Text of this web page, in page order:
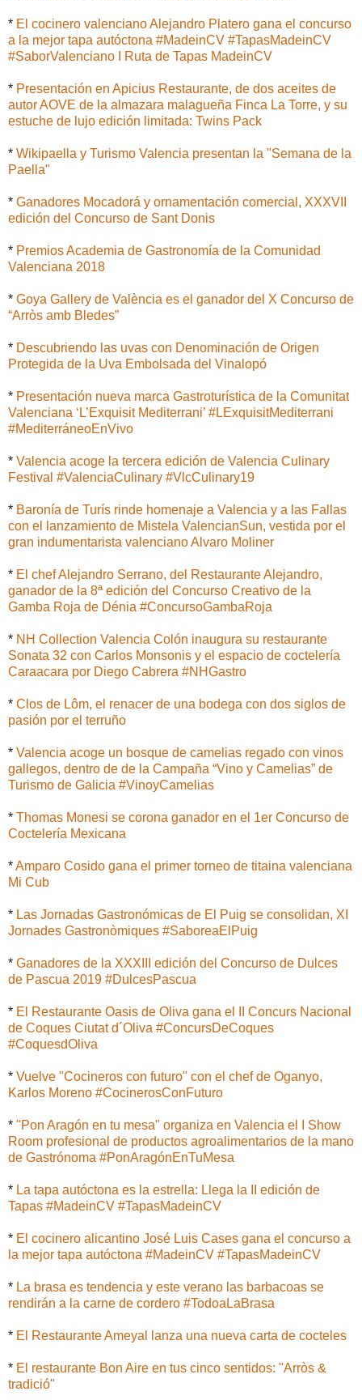
* El cocinero valenciano Alejandro Platero gana el concurso
a la mejor tapa autóctona #MadeinCV #TapasMadeinCV
#SaborValenciano I Ruta de Tapas MadeinCV
* Presentación en Apicius Restaurante, de dos aceites de
autor AOVE de la almazara malagueña Finca La Torre, y su
estuche de lujo edición limitada: Twins Pack
* Wikipaella y Turismo Valencia presentan la "Semana de la
Paella"
* Ganadores Mocadorá y ornamentación comercial, XXXVII
edición del Concurso de Sant Donis
* Premios Academia de Gastronomía de la Comunidad
Valenciana 2018
* Goya Gallery de València es el ganador del X Concurso de
“Arròs amb Bledes”
* Descubriendo las uvas con Denominación de Origen
Protegida de la Uva Embolsada del Vinalopó
* Presentación nueva marca Gastroturística de la Comunitat
Valenciana ‘L’Exquisit Mediterrani’ #LExquisitMediterrani
#MediterráneoEnVivo
* Valencia acoge la tercera edición de Valencia Culinary
Festival #ValenciaCulinary #VlcCulinary19
* Baronía de Turís rinde homenaje a Valencia y a las Fallas
con el lanzamiento de Mistela ValencianSun, vestida por el
gran indumentarista valenciano Alvaro Moliner
* El chef Alejandro Serrano, del Restaurante Alejandro,
ganador de la 8ª edición del Concurso Creativo de la
Gamba Roja de Dénia #ConcursoGambaRoja
* NH Collection Valencia Colón inaugura su restaurante
Sonata 32 con Carlos Monsonis y el espacio de coctelería
Caraacara por Diego Cabrera #NHGastro
* Clos de Lôm, el renacer de una bodega con dos siglos de
pasión por el terruño
* Valencia acoge un bosque de camelias regado con vinos
gallegos, dentro de de la Campaña “Vino y Camelias” de
Turismo de Galicia #VinoyCamelias
* Thomas Monesi se corona ganador en el 1er Concurso de
Coctelería Mexicana
*Amparo Cosido gana el primer torneo de titaina valenciana
Mi Cub
* Las Jornadas Gastronómicas de El Puig se consolidan, XI
Jornades Gastronòmiques #SaboreaElPuig
* Ganadores de la XXXIII edición del Concurso de Dulces
de Pascua 2019 #DulcesPascua
* El Restaurante Oasis de Oliva gana el II Concurs Nacional
de Coques Ciutat d´Oliva #ConcursDeCoques
#CoquesdOliva
* Vuelve "Cocineros con futuro" con el chef de Oganyo,
Karlos Moreno #CocinerosConFuturo
* "Pon Aragón en tu mesa" organiza en Valencia el I Show
Room profesional de productos agroalimentarios de la mano
de Gastrónoma #PonAragónEnTuMesa
* La tapa autóctona es la estrella: Llega la II edición de
Tapas #MadeinCV #TapasMadeinCV
* El cocinero alicantino José Luis Cases gana el concurso a
la mejor tapa autóctona #MadeinCV #TapasMadeinCV
* La brasa es tendencia y este verano las barbacoas se
rendirán a la carne de cordero #TodoaLaBrasa
* El Restaurante Ameyal lanza una nueva carta de cocteles
* El restaurante Bon Aire en tus cinco sentidos: "Arròs &
tradició"